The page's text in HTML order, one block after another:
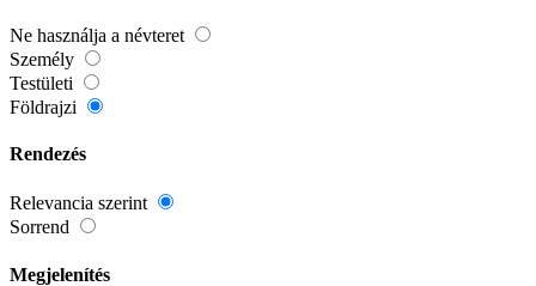
Ne használja a névteret
Személy
Testületi
Földrajzi
Rendezés
Relevancia szerint
Sorrend
Megjelenítés